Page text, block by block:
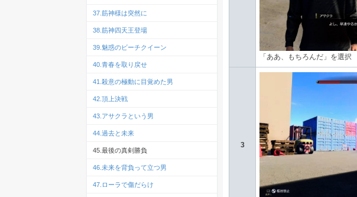
「ああ、もちろんだ」を選択
3
37.筋神様は突然に
38.筋神四天王登場
39.魅惑のビーチクイーン
40.青春を取り戻せ
41.殺意の極動に目覚めた男
42.頂上決戦
43.アサクラという男
44.過去と未来
45.最後の真剣勝負
46.未来を背負って立つ男
47.ローラで傷だらけ